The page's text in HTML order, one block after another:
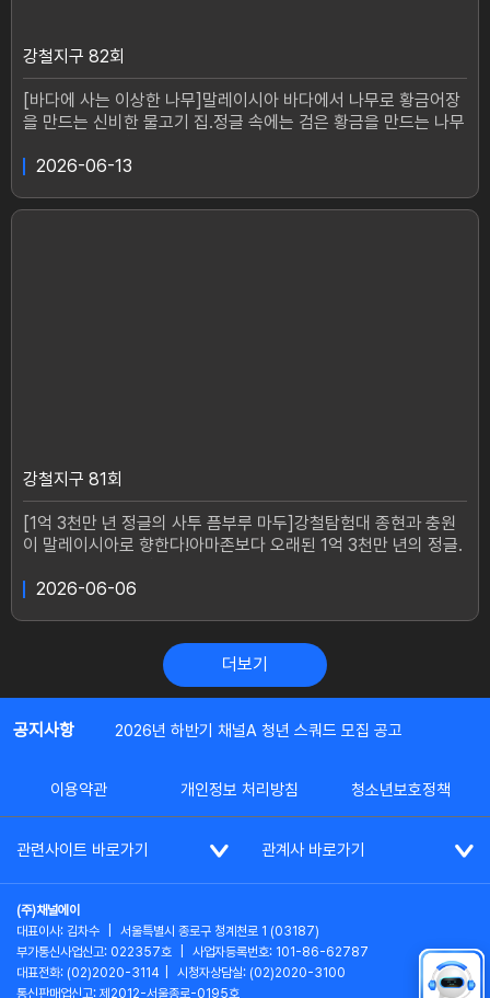
강철지구 82회
[바다에 사는 이상한 나무]말레이시아 바다에서 나무로 황금어장
을 만드는 신비한 물고기 집.정글 속에는 검은 황금을 만드는 나무
수 있을까?
2026-06-13
강철지구 81회
[1억 3천만 년 정글의 사투 픔부루 마두]강철탐험대 종현과 충원
이 말레이시아로 향한다!아마존보다 오래된 1억 3천만 년의 정글.
대기에서 수만 마리 벌떼와 싸우며 꿀을 채취하는 ‘픔부루 마두’가
2026-06-06
더보기
공지사항 2026년 하반기 채널A 청년 스쿼드 모집 공고
이용약관 개인정보 처리방침 청소년보호정책
관련사이트 바로가기 관계사 바로가기
(주)채널에이
대표이사: 김차수
서울특별시 종로구 청계천로 1 (03187)
부가통신사업신고: 022357호
사업자등록번호: 101-86-62787
대표전화: (02)2020-3114
시청자상담실: (02)2020-3100
통신판매업신고: 제2012-서울종로-0195호